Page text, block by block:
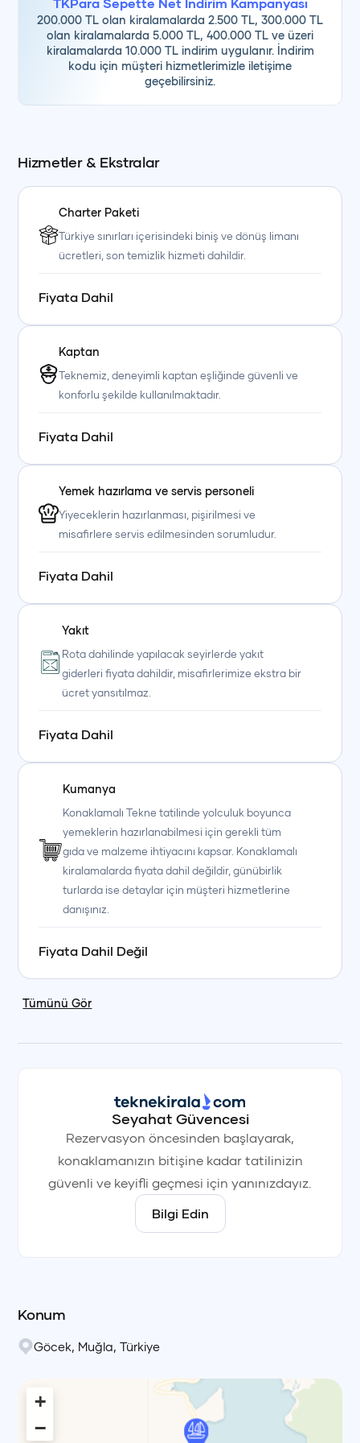
• teknekirala.com Güvenli Rezervasyon Programı
200.000 TL olan kiralamalarda 2.500 TL, 300.000 TL
olan kiralamalarda 5.000 TL, 400.000 TL ve üzeri
kiralamalarda 10.000 TL indirim uygulanır. İndirim
kodu için müşteri hizmetlerimizle iletişime
geçebilirsiniz.
Hizmetler & Ekstralar
Charter Paketi
Türkiye sınırları içerisindeki biniş ve dönüş limanı
ücretleri, son temizlik hizmeti dahildir.
Fiyata Dahil
Kaptan
Teknemiz, deneyimli kaptan eşliğinde güvenli ve
konforlu şekilde kullanılmaktadır.
Fiyata Dahil
Yemek hazırlama ve servis personeli
Yiyeceklerin hazırlanması, pişirilmesi ve
misafirlere servis edilmesinden sorumludur.
Fiyata Dahil
Yakıt
Rota dahilinde yapılacak seyirlerde yakıt
giderleri fiyata dahildir, misafirlerimize ekstra bir
ücret yansıtılmaz.
Fiyata Dahil
Kumanya
Konaklamalı Tekne tatilinde yolculuk boyunca
yemeklerin hazırlanabilmesi için gerekli tüm
gıda ve malzeme ihtiyacını kapsar. Konaklamalı
kiralamalarda fiyata dahil değildir, günübirlik
turlarda ise detaylar için müşteri hizmetlerine
danışınız.
Fiyata Dahil Değil
Tümünü Gör
Seyahat Güvencesi
Rezervasyon öncesinden başlayarak,
konaklamanızın bitişine kadar tatilinizin
güvenli ve keyifli geçmesi için yanınızdayız.
Bilgi Edin
Konum
Göcek Muğla Türkiye
+
−